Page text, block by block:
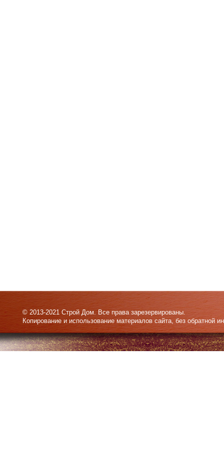
© 2013-2021 Строй Дом. Все права зарезервированы.
Копирование и использование материалов сайта, без обратной